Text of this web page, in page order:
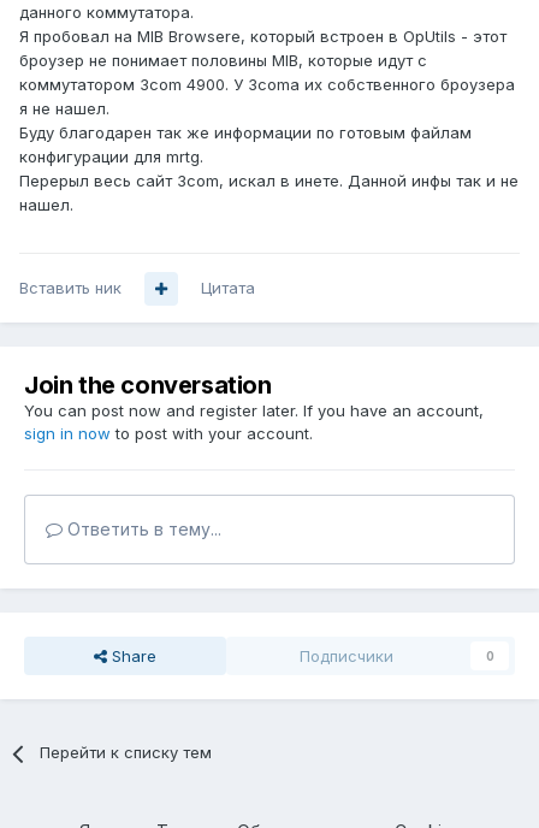
данного коммутатора.
Я пробовал на MIB Browsere, который встроен в OpUtils - этот
броузер не понимает половины MIB, которые идут с
коммутатором 3com 4900. У 3comа их собственного броузера
я не нашел.
Буду благодарен так же информации по готовым файлам
конфигурации для mrtg.
Перерыл весь сайт 3com, искал в инете. Данной инфы так и не
нашел.
Вставить ник Цитата
Join the conversation
You can post now and register later. If you have an account,
sign in now to post with your account.
Ответить в тему...
Share Подписчики 0
Перейти к списку тем